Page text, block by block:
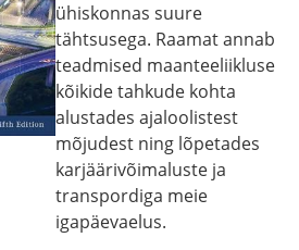
ühiskonnas suure
tähtsusega. Raamat annab
teadmised maanteeliikluse
kõikide tahkude kohta
alustades ajaloolistest
mõjudest ning lõpetades
karjäärivõimaluste ja
transpordiga meie
igapäevaelus.